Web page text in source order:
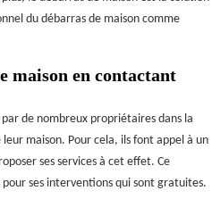
du débarras de maison comme
maison en contactant
de nombreux propriétaires dans la
maison. Pour cela, ils font appel à un
ses services à cet effet. Ce
ses interventions qui sont gratuites.